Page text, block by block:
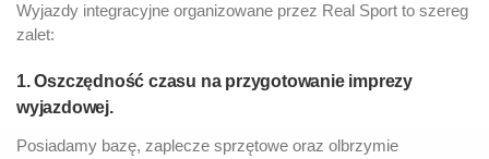
Wyjazdy integracyjne organizowane przez Real Sport to szereg
zalet:
1. Oszczędność czasu na przygotowanie imprezy
wyjazdowej.
Posiadamy bazę, zaplecze sprzętowe oraz olbrzymie